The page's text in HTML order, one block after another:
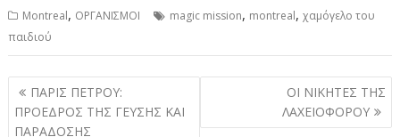
Montreal, ΟΡΓΑΝΙΣΜΟΙ magic mission, montreal,χαμόγελο του
παιδιού
Post
navigation
ΠΑΡΙΣ ΠΕΤΡΟΥ:
ΠΡΟΕΔΡΟΣ ΤΗΣ ΓΕΥΣΗΣ ΚΑΙ
ΠΑΡΑΔΟΣΗΣ
ΟΙ ΝΙΚΗΤΕΣ ΤΗΣ
ΛΑΧΕΙΟΦΟΡΟΥ